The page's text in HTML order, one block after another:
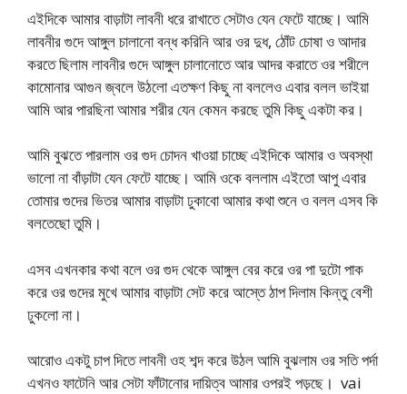
এইদিকে আমার বাড়াটা লাবনী ধরে রাখাতে সেটাও যেন ফেটে যাচ্ছে। আমি
লাবনীর গুদে আঙ্গুল চালানো বন্ধ করিনি আর ওর দুধ, ঠোঁট চোষা ও আদার
করতে ছিলাম লাবনীর গুদে আঙ্গুল চালানোতে আর আদর করাতে ওর শরীলে
কামোনার আগুন জ্বলে উঠলো এতক্ষণ কিছু না বললেও এবার বলল ভাইয়া
আমি আর পারছিনা আমার শরীর যেন কেমন করছে তুমি কিছু একটা কর।
আমি বুঝতে পারলাম ওর গুদ চোদন খাওয়া চাচ্ছে এইদিকে আমার ও অবস্থা
ভালো না বাঁড়াটা যেন ফেটে যাচ্ছে। আমি ওকে বললাম এইতো আপু এবার
তোমার গুদের ভিতর আমার বাড়াটা ঢুকাবো আমার কথা শুনে ও বলল এসব কি
বলতেছো তুমি।
এসব এখনকার কথা বলে ওর গুদ থেকে আঙ্গুল বের করে ওর পা দুটো পাক
করে ওর গুদের মুখে আমার বাড়াটা সেট করে আস্তে ঠাপ দিলাম কিন্তু বেশী
ঢুকলো না।
আরোও একটু চাপ দিতে লাবনী ওহ শব্দ করে উঠল আমি বুঝলাম ওর সতি পর্দা
এখনও ফাটেনি আর সেটা ফাঁটানোর দায়িত্ব আমার ওপরই পড়ছে। vai